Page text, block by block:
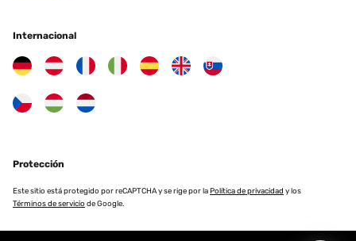
Internacional
Protección
Este sitio está protegido por reCAPTCHA y se rige por laPolítica de privacidad y los
Términos de servicio de Google.